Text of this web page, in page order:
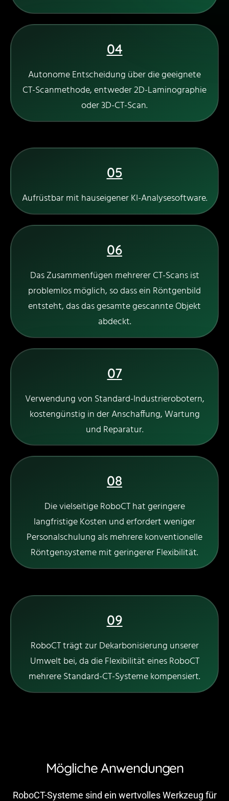
04
Autonome Entscheidung über die geeignete
CT-Scanmethode, entweder 2D-Laminographie
oder 3D-CT-Scan.
05
Aufrüstbar mit hauseigener KI-Analysesoftware.
06
Das Zusammenfügen mehrerer CT-Scans ist
problemlos möglich, so dass ein Röntgenbild
entsteht, das das gesamte gescannte Objekt
abdeckt.
07
Verwendung von Standard-Industrierobotern,
kostengünstig in der Anschaffung, Wartung
und Reparatur.
08
Die vielseitige RoboCT hat geringere
langfristige Kosten und erfordert weniger
Personalschulung als mehrere konventionelle
Röntgensysteme mit geringerer Flexibilität.
09
RoboCT trägt zur Dekarbonisierung unserer
Umwelt bei, da die Flexibilität eines RoboCT
mehrere Standard-CT-Systeme kompensiert.
Mögliche Anwendungen
RoboCT-Systeme sind ein wertvolles Werkzeug für